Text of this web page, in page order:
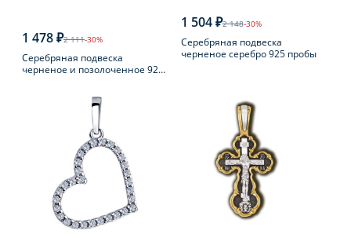
1 478 ₽2 111-30%
Серебряная подвеска
черненое и позолоченное 925
1 504 ₽2 148-30%
Серебряная подвеска
черненое серебро 925 пробы